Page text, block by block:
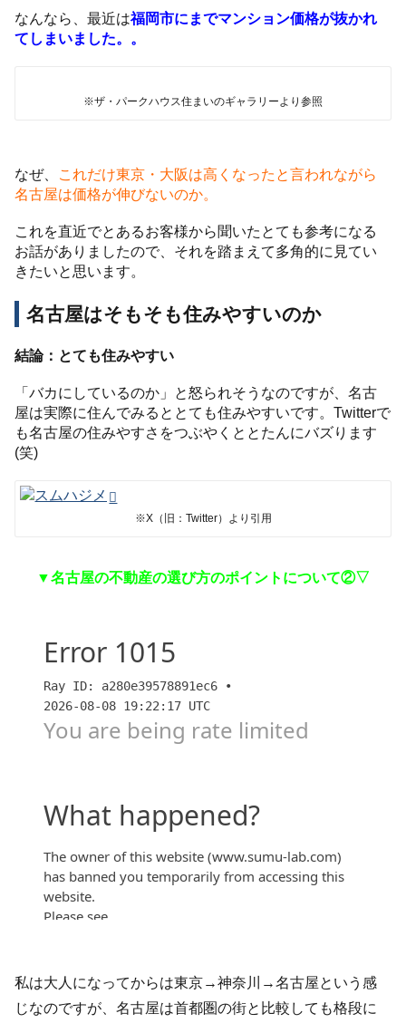
なんなら、最近は福岡市にまでマンション価格が抜かれ
てしまいました。。
※ザ・パークハウス住まいのギャラリーより参照
なぜ、
これだけ東京・大阪は高くなったと言われながら
名古屋は価格が伸びないのか。
これを直近でとあるお客様から聞いたとても参考になる
お話がありましたので、それを踏まえて多角的に見てい
きたいと思います。
名古屋はそもそも住みやすいのか
結論：とても住みやすい
「バカにしているのか」と怒られそうなのですが、名古
屋は実際に住んでみるととても住みやすいです。Twitterで
も名古屋の住みやすさをつぶやくととたんにバズります
(笑)
※X（旧：Twitter）より引用
▼名古屋の不動産の選び方のポイントについて②▽
【第二弾】名古屋（地方都市）の不動産選びが難しい
理由【スムハジメ】
私は大人になってからは東京→神奈川→名古屋という感
じなのですが、名古屋は首都圏の街と比較しても格段に